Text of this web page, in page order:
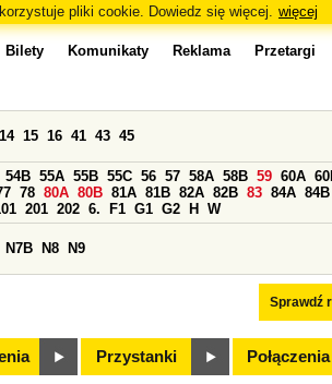
pliki cookie. Dowiedz się więcej. więcej
Bilety Komunikaty Reklama Przetargi
Sprawdź
14 15 16 41 43 45
54B 55A 55B 55C 56 57 58A 58B 59 60A
78 80A 80B 81A 81B 82A 82B 83 84A 84B
201 202 6. F1 G1 G2 H W
N7B N8 N9
Przystanki Połączenia